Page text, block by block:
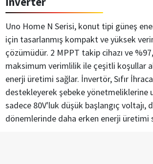
Uno Home N Serisi, konut tipi güneş
için tasarlanmış kompakt ve yüksek
çözümüdür. 2 MPPT takip cihazı ve
maksimum verimlilik ile çeşitli koşullar
enerji üretimi sağlar. İnvertör, Sıfır
destekleyerek şebeke yönetmeliklerine
sadece 80V'luk düşük başlangıç ​​voltajı,
dönemlerinde daha erken enerji üretimi